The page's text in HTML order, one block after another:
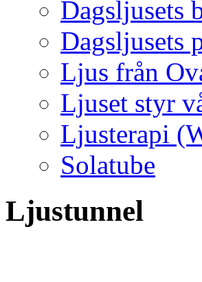
Dagsljusets
Dagsljusets
Ljus från
Ljuset styr
Ljusterapi
Solatube
Ljustunnel